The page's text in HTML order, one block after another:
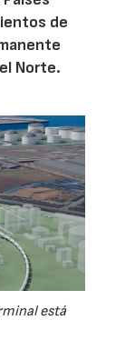
de
Norte.
está